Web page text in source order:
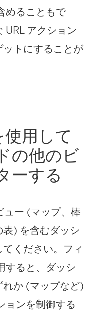
めることもで
URL アクション
ットにすることが
使用して
の他のビ
ーする
ュー (マップ、棒
表) を含むダッシ
ください。フィ
すると、ダッシ
れか (マップなど)
ョンを制御する